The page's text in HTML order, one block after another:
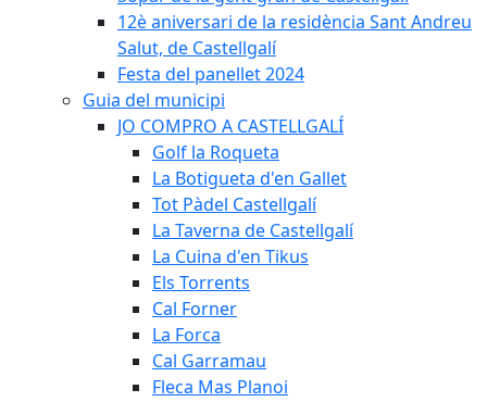
12è aniversari de la residència Sant Andreu
Salut, de Castellgalí
Festa del panellet 2024
Guia del municipi
JO COMPRO A CASTELLGALÍ
Golf la Roqueta
La Botigueta d'en Gallet
Tot Pàdel Castellgalí
La Taverna de Castellgalí
La Cuina d'en Tikus
Els Torrents
Cal Forner
La Forca
Cal Garramau
Fleca Mas Planoi